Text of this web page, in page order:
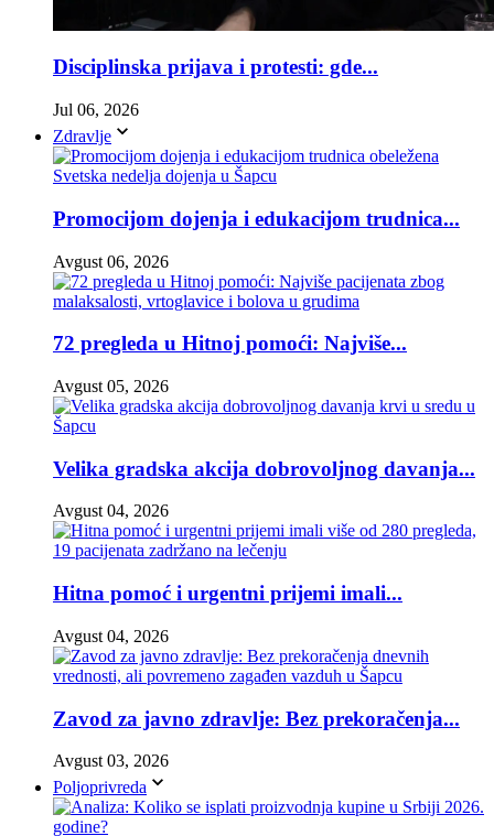
Disciplinska prijava i protesti: gde...
Jul 06, 2026
Zdravlje
Promocijom dojenja i edukacijom trudnica...
Avgust 06, 2026
72 pregleda u Hitnoj pomoći: Najviše...
Avgust 05, 2026
Velika gradska akcija dobrovoljnog davanja...
Avgust 04, 2026
Hitna pomoć i urgentni prijemi imali...
Avgust 04, 2026
Zavod za javno zdravlje: Bez prekoračenja...
Avgust 03, 2026
Poljoprivreda